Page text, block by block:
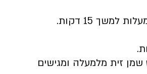
זית מלמעלה ומגישים